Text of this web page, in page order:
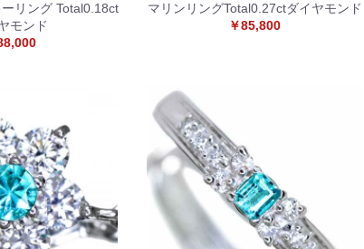
リング Total0.18ct
モンド
マリンリングTotal0.27ctダイヤモンド
￥85,800